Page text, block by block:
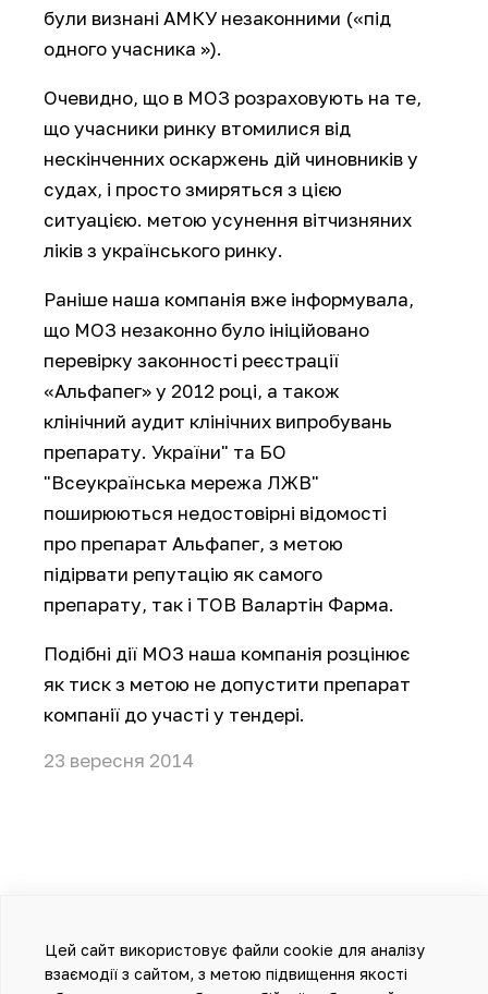
були визнані АМКУ незаконними («під
одного учасника »).
Очевидно, що в МОЗ розраховують на те,
що учасники ринку втомилися від
нескінченних оскаржень дій чиновників у
судах, і просто змиряться з цією
ситуацією. метою усунення вітчизняних
ліків з українського ринку.
Раніше наша компанія вже інформувала,
що МОЗ незаконно було ініційовано
перевірку законності реєстрації
«Альфапег» у 2012 році, а також
клінічний аудит клінічних випробувань
препарату. України" та БО
"Всеукраїнська мережа ЛЖВ"
поширюються недостовірні відомості
про препарат Альфапег, з метою
підірвати репутацію як самого
препарату, так і ТОВ Валартін Фарма.
Подібні дії МОЗ наша компанія розцінює
як тиск з метою не допустити препарат
компанії до участі у тендері.
23 вересня 2014
Цей сайт використовує файли cookie для аналізу
взаємодії з сайтом, з метою підвищення якості